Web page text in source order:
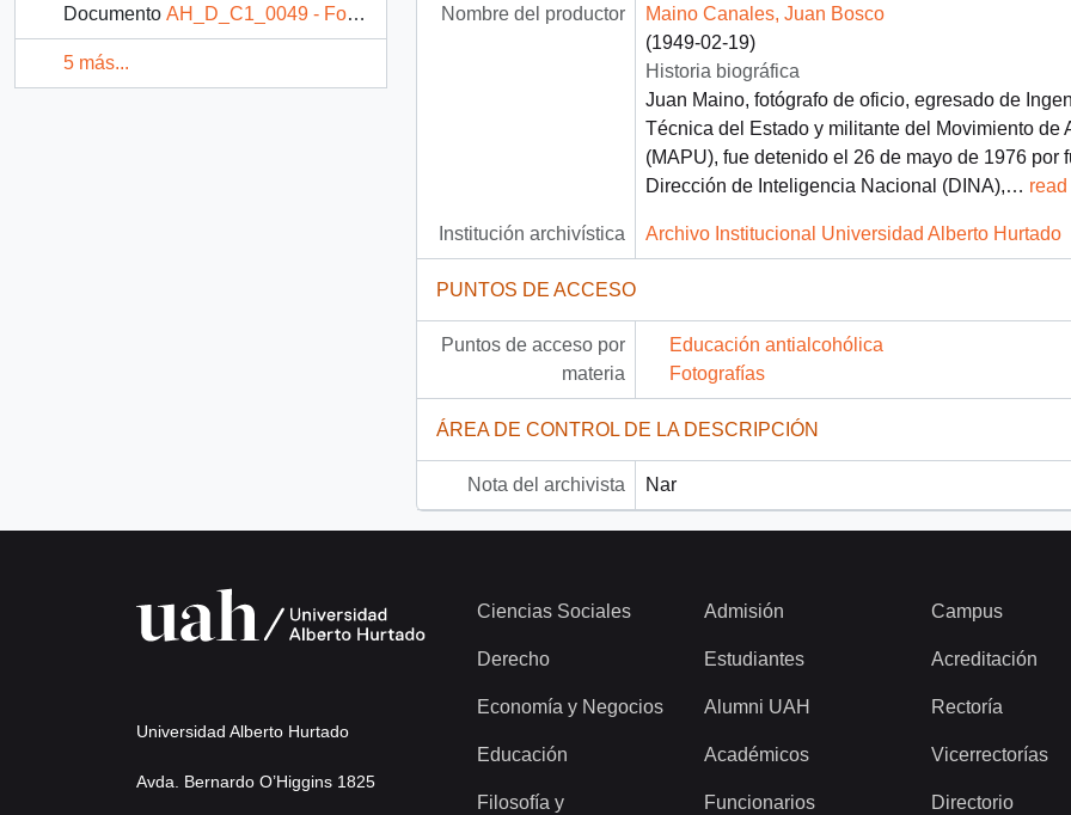
Documento AH_D_C1_0049 - Fotografía: Familia reunida compartiendo una comida
5 más...
Nombre del productor
Maino Canales, Juan Bosco
(1949-02-19)
Historia biográfica
Juan Maino, fotógrafo de oficio, egresado de
Técnica del Estado y militante del Movimiento de
(MAPU), fue detenido el 26 de mayo de 1976 por
Dirección de Inteligencia Nacional (DINA),…
Institución archivística Archivo Institucional Universidad Alberto Hurtado
PUNTOS DE ACCESO
Puntos de acceso por
materia
Educación antialcohólica
Fotografías
ÁREA DE CONTROL DE LA DESCRIPCIÓN
Nota del archivista Nar
Universidad Alberto Hurtado
Avda. Bernardo O’Higgins 1825
Ciencias Sociales
Derecho
Economía y Negocios
Educación
Filosofía y
Admisión
Estudiantes
Alumni UAH
Académicos
Funcionarios
Campus
Acreditación
Rectoría
Vicerrectorías
Directorio